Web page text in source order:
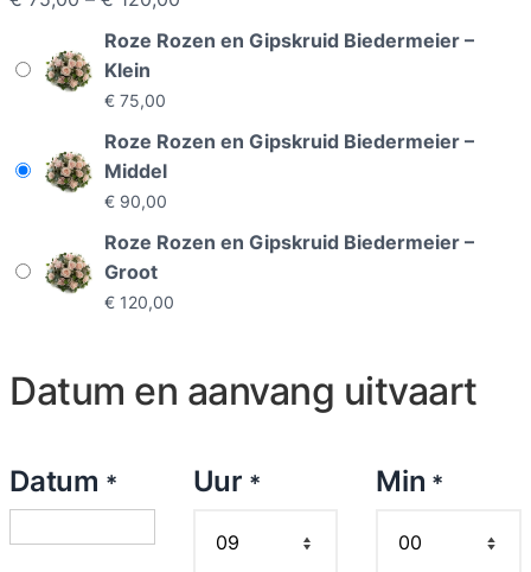
k
s
Roze Rozen en Gipskruid Biedermeier –
Klein
€ 75,00
Roze Rozen en Gipskruid Biedermeier –
Middel
€ 90,00
Roze Rozen en Gipskruid Biedermeier –
Groot
€ 120,00
Datum en aanvang uitvaart
Datum * Uur * Min *